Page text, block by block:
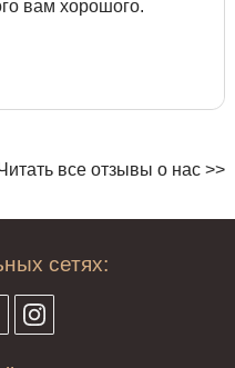
вам хорошого.
все отзывы о нас >>
сетях: